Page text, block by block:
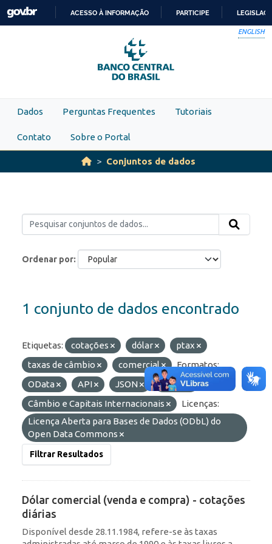
Skip to main content
PARA
O
CONTEÚDO
ACESSO À INFORMAÇÃO PARTICIPE
ENGLISH
Dados Perguntas Frequentes Tutoriais
Contato Sobre o Portal
Conjuntos de dados
Ordenar por
1 conjunto de dados encontrado
Etiquetas: cotações dólar
ptax
taxas de câmbio
comercial
Formatos:
OData
API JSON HTML
Grupos:
Câmbio e Capitais Internacionais
Licenças:
Licença Aberta para Bases de Dados (ODbL) do
Open Data Commons
Filtrar Resultados
Dólar comercial (venda e compra) - cotações
diárias
Disponível desde 28.11.1984, refere-se às taxas